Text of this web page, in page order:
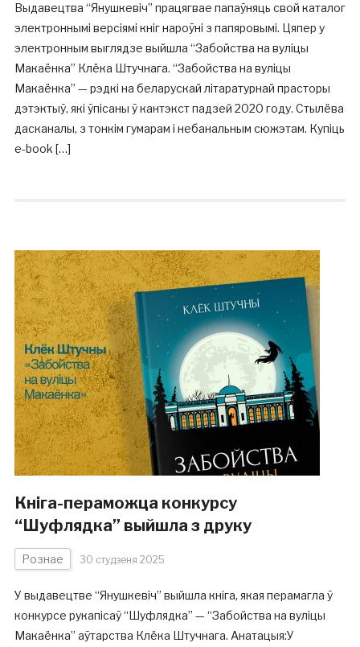
Выдавецтва “Янушкевіч” працягвае папаўняць свой каталог
электроннымі версіямі кніг нароўні з папяровымі. Цяпер у
электронным выглядзе выйшла “Забойства на вуліцы
Макаёнка” Клёка Штучнага. “Забойства на вуліцы
Макаёнка” — рэдкі на беларускай літаратурнай прасторы
дэтэктыў, які ўпісаны ў кантэкст падзей 2020 году. Стылёва
дасканалы, з тонкім гумарам і небанальным сюжэтам. Купіць
e-book […]
Кніга-пераможца конкурсу
“Шуфлядка” выйшла з друку
Рознае 30 студзеня 2025
У выдавецтве “Янушкевіч” выйшла кніга, якая перамагла ў
конкурсе рукапісаў “Шуфлядка” — “Забойства на вуліцы
Макаёнка” аўтарства Клёка Штучнага. Анатацыя:У